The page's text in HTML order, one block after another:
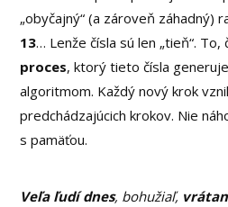
„obyčajný“ (a zároveň záhadný)
13… Lenže čísla sú len „tieň“.
proces, ktorý tieto čísla
algoritmom. Každý nový krok
predchádzajúcich krokov. Nie
s pamäťou.
Veľa ľudí dnes, bohužiaľ,